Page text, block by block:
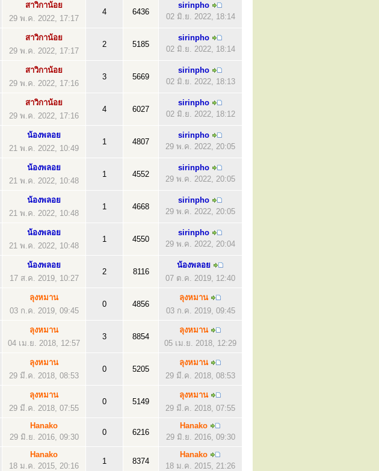
สาวิกาน้อย
29 พ.ค. 2022, 17:17
4 6436
sirinpho
02 มิ.ย. 2022, 18:14
สาวิกาน้อย
29 พ.ค. 2022, 17:17
2 5185
sirinpho
02 มิ.ย. 2022, 18:14
สาวิกาน้อย
29 พ.ค. 2022, 17:16
3 5669
sirinpho
02 มิ.ย. 2022, 18:13
สาวิกาน้อย
29 พ.ค. 2022, 17:16
4 6027
sirinpho
02 มิ.ย. 2022, 18:12
น้องพลอย
21 พ.ค. 2022, 10:49
1 4807
sirinpho
29 พ.ค. 2022, 20:05
น้องพลอย
21 พ.ค. 2022, 10:48
1 4552
sirinpho
29 พ.ค. 2022, 20:05
น้องพลอย
21 พ.ค. 2022, 10:48
1 4668
sirinpho
29 พ.ค. 2022, 20:05
น้องพลอย
21 พ.ค. 2022, 10:48
1 4550
sirinpho
29 พ.ค. 2022, 20:04
น้องพลอย
17 ส.ค. 2019, 10:27
2 8116
น้องพลอย
07 ต.ค. 2019, 12:40
ลุงหมาน
03 ก.ค. 2019, 09:45
0 4856
ลุงหมาน
03 ก.ค. 2019, 09:45
ลุงหมาน
04 เม.ย. 2018, 12:57
3 8854
ลุงหมาน
05 เม.ย. 2018, 12:29
ลุงหมาน
29 มี.ค. 2018, 08:53
0 5205
ลุงหมาน
29 มี.ค. 2018, 08:53
ลุงหมาน
29 มี.ค. 2018, 07:55
0 5149
ลุงหมาน
29 มี.ค. 2018, 07:55
Hanako
29 มิ.ย. 2016, 09:30
0 6216
Hanako
29 มิ.ย. 2016, 09:30
Hanako
18 ม.ค. 2015, 20:16
1 8374
Hanako
18 ม.ค. 2015, 21:26